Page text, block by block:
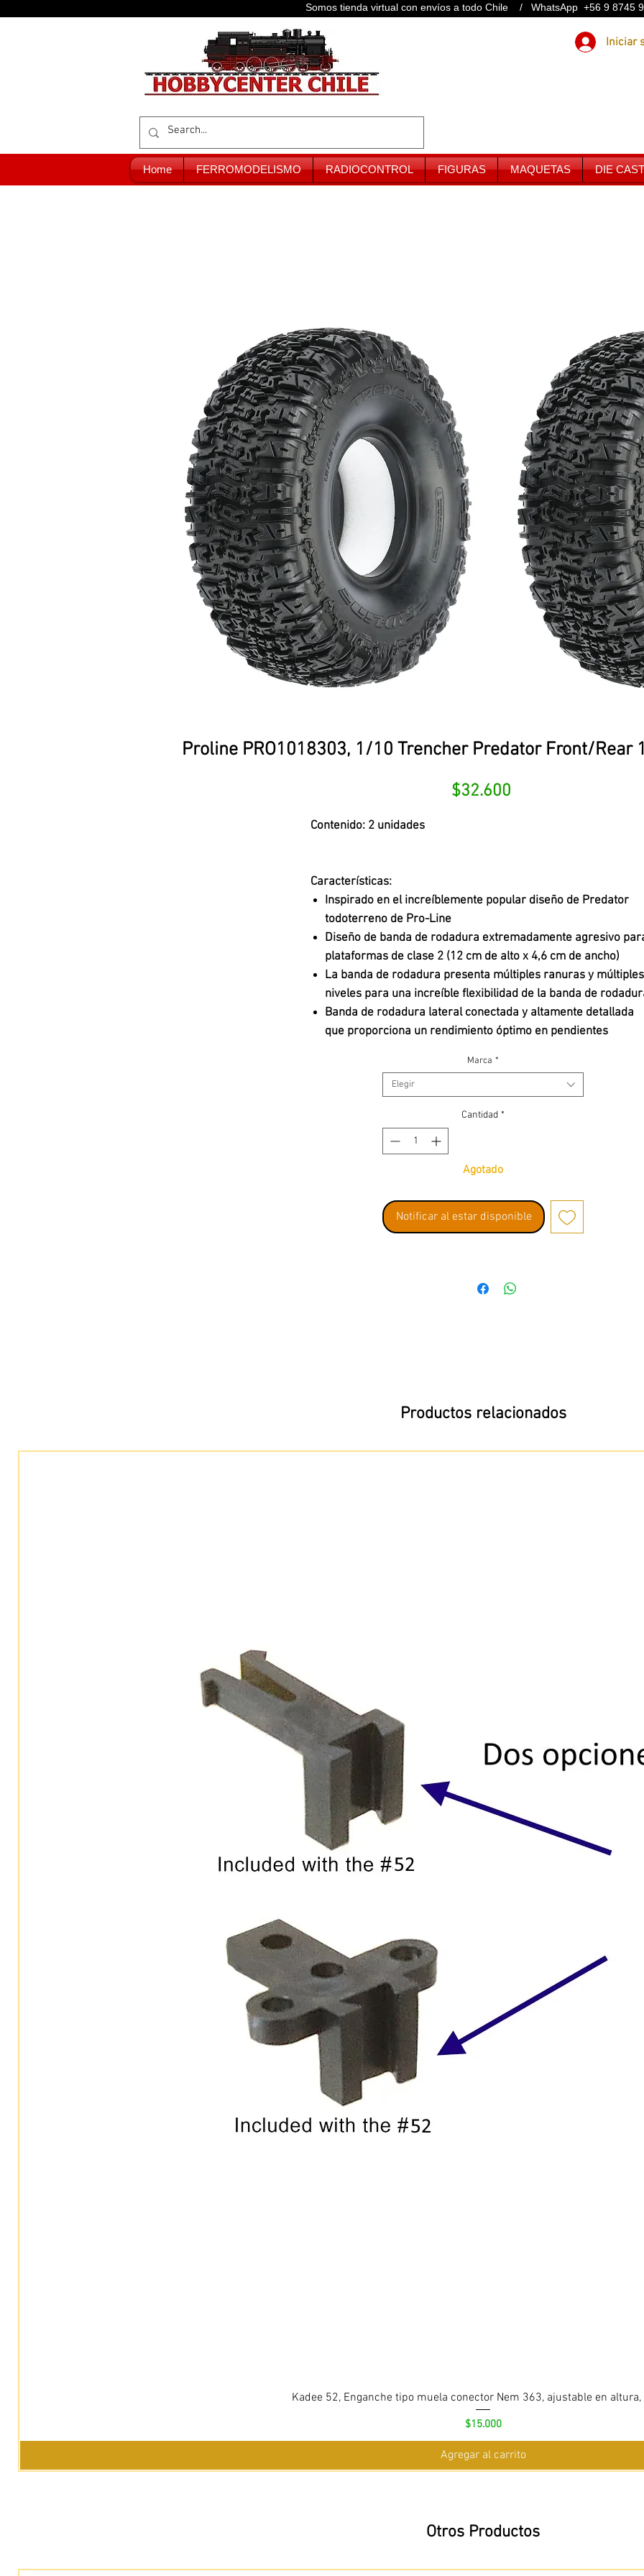
Somos tienda virtual con envíos a todo Chile / WhatsApp +56 9 8745
Home FERROMODELISMO RADIOCONTROL FIGURAS MAQUETAS DIE CAST
Proline PRO1018303, 1/10 Trencher Predator Front/Rear
$32.600
Contenido: 2 unidades
Características:
Inspirado en el increíblemente popular diseño de Predator
todoterreno de Pro-Line
Diseño de banda de rodadura extremadamente agresivo
plataformas de clase 2 (12 cm de alto x 4,6 cm de ancho)
La banda de rodadura presenta múltiples ranuras y múltiples
niveles para una increíble flexibilidad de la banda de
Banda de rodadura lateral conectada y altamente detallada
que proporciona un rendimiento óptimo en pendientes
Fabricado con los legendarios compuestos G8 y Super Soft
Hecho en EE. UU. desde 1982
Marca *
Elegir
Cantidad *
Agotado
Notificar al estar disponible
Productos relacionados
Kadee 52, Enganche tipo muela conector Nem 363, ajustable en
Precio
$15.000
Agregar al carrito
Otros Productos